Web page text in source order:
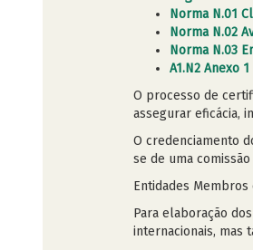
Norma N.01
Norma N.02
Norma N.03
A1.N2 Anexo
O processo de
assegurar eficácia,
O credenciamento
se de uma
Entidades Membros
Para elaboração
internacionais, mas